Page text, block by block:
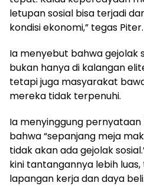
letupan sosial bisa terjadi
kondisi ekonomi,” tegas Piter.
Ia menyebut bahwa gejolak
bukan hanya di kalangan
tetapi juga masyarakat
mereka tidak terpenuhi.
Ia menyinggung
bahwa “sepanjang meja
tidak akan ada gejolak
kini tantangannya lebih
lapangan kerja dan daya beli.